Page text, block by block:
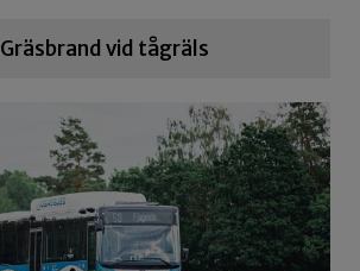
Gräsbrand vid tågräls